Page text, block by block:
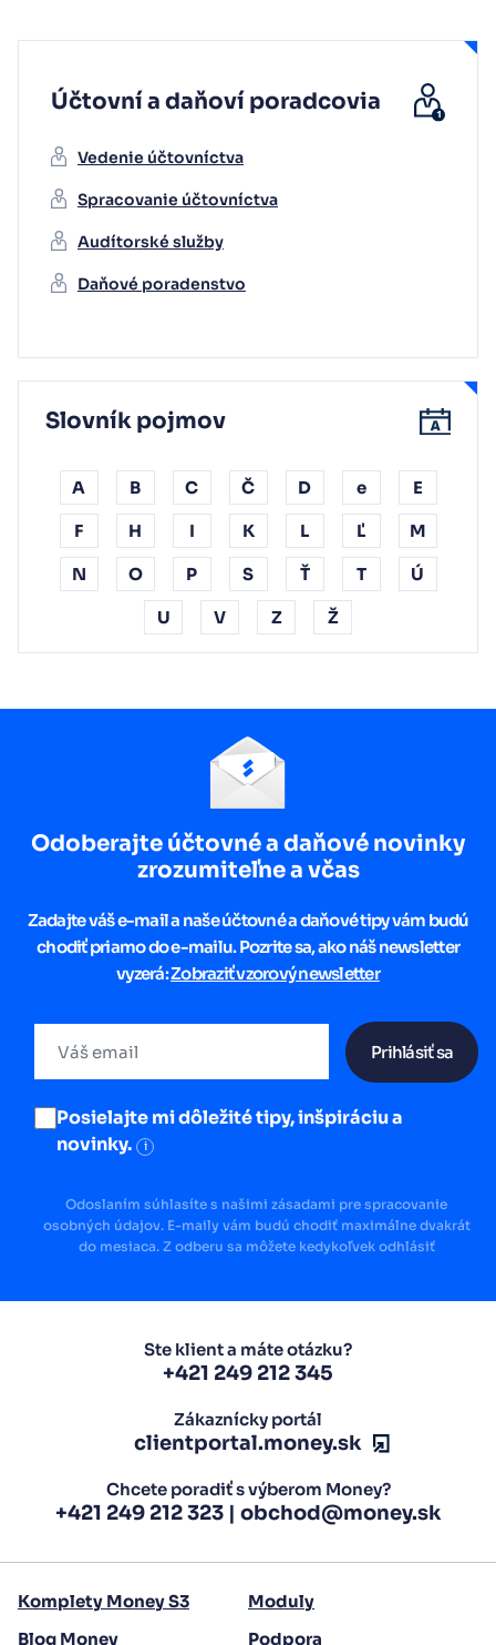
Účtovní a daňoví poradcovia
Vedenie účtovníctva
Spracovanie účtovníctva
Audítorské služby
Daňové poradenstvo
Slovník pojmov
A B C Č D e E
F H I K L Ľ M
N O P S Ť T Ú
U V Z Ž
Odoberajte účtovné a daňové novinky
zrozumiteľne a včas
Zadajte váš e-mail a naše účtovné a daňové tipy vám budú
chodiť priamo do e-mailu. Pozrite sa, ako náš newsletter
vyzerá:Zobraziť vzorový newsletter
Prihlásiť sa
Posielajte mi dôležité tipy, inšpiráciu a
novinky.
i
Odoslaním súhlasíte s našimi zásadami pre spracovanie
osobných údajov. E-maily vám budú chodiť maximálne dvakrát
do mesiaca. Z odberu sa môžete kedykoľvek odhlásiť
Ste klient a máte otázku?
+421 249 212 345
Zákaznícky portál
clientportal.money.sk
Chcete poradiť s výberom Money?
+421 249 212 323| obchod@money.sk
Komplety Money S3
Moduly
Blog Money
Podpora